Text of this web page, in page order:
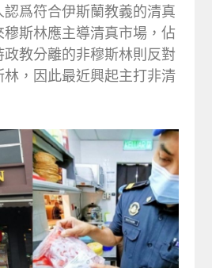
認爲符合伊斯蘭教義的清真
斯林應主導清真市場，佔
教分離的非穆斯林則反對
，因此最近興起主打非清